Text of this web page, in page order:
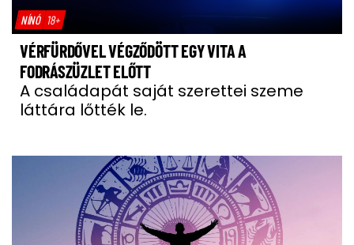
NÍNÓ 18+
VÉRFÜRDŐVEL VÉGZŐDÖTT EGY VITA A
FODRÁSZÜZLET ELŐTT
A családapát saját szerettei szeme
láttára lőtték le.